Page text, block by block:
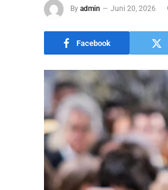
By admin Juni 20, 2026
Facebook